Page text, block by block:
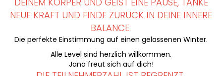
NEUE KRAFT UND FINDE ZURÜCK IN DEINE INNERE
BALANCE.
Die perfekte Einstimmung auf einen gelassenen Winter.
Alle Level sind herzlich willkommen.
Jana freut sich auf dich!